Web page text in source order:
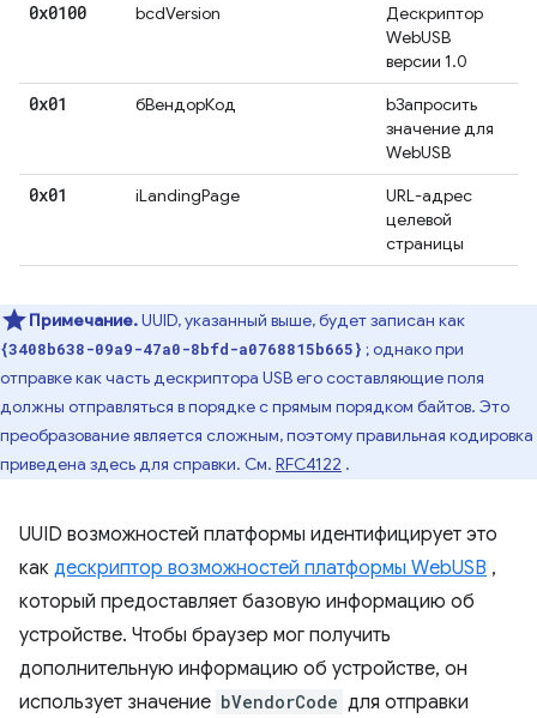
0x0100 bcdVersion
Дескриптор
WebUSB
версии 1.0
0x01 бВендорКод
bЗапросить
значение для
WebUSB
0x01 iLandingPage
URL-адрес
целевой
страницы
Примечание.UUID, указанный выше, будет записан как
{3408b638-09a9-47a0-8bfd-a0768815b665} ; однако при
отправке как часть дескриптора USB его составляющие поля
должны отправляться в порядке с прямым порядком байтов. Это
преобразование является сложным, поэтому правильная кодировка
приведена здесь для справки. См. RFC4122 .
UUID возможностей платформы идентифицирует это
как дескриптор возможностей платформы WebUSB ,
который предоставляет базовую информацию об
устройстве. Чтобы браузер мог получить
дополнительную информацию об устройстве, он
использует значение bVendorCode для отправки